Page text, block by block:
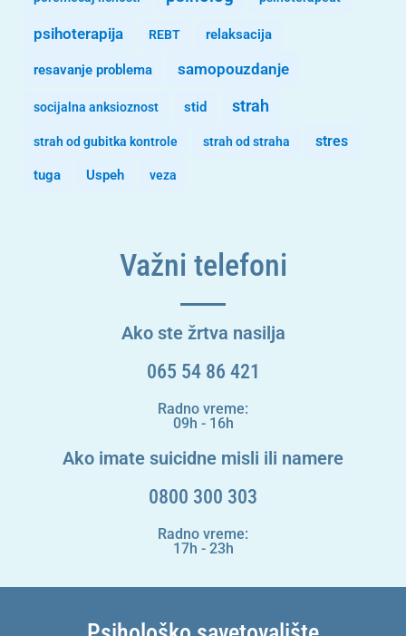
psihoterapija REBT relaksacija
resavanje problema samopouzdanje
socijalna anksioznost stid strah
strah od gubitka kontrole strah od straha stres
tuga Uspeh veza
Važni telefoni
Ako ste žrtva nasilja
065 54 86 421
Radno vreme:
09h - 16h
Ako imate suicidne misli ili namere
0800 300 303
Radno vreme:
17h - 23h